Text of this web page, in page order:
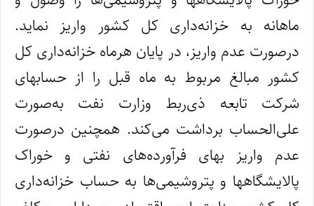
ماهانه به خزانه‌داری کل کشور واریز نماید.
درصورت عدم واریز، در پایان هرماه خزانه‌داری کل
کشور مبالغ مربوط به ماه قبل را از حسابهای
شرکت تابعه ذی‌ربط وزارت نفت به‌صورت
علی‌الحساب برداشت می‌کند. همچنین درصورت
عدم واریز بهای فرآورده‌های نفتی و خوراک
پالایشگاهها و پتروشیمی‌ها به حساب خزانه‌داری